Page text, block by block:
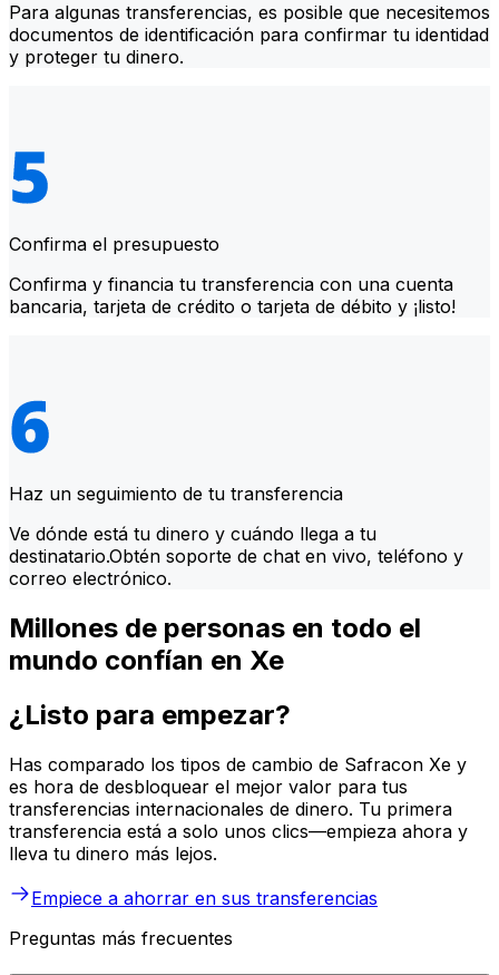
Para algunas transferencias, es posible que necesitemos
documentos de identificación para confirmar tu identidad
y proteger tu dinero.
Confirma el presupuesto
Confirma y financia tu transferencia con una cuenta
bancaria, tarjeta de crédito o tarjeta de débito y ¡listo!
Haz un seguimiento de tu transferencia
Ve dónde está tu dinero y cuándo llega a tu
destinatario.Obtén soporte de chat en vivo, teléfono y
correo electrónico.
Millones de personas en todo el
mundo confían en Xe
¿Listo para empezar?
Has comparado los tipos de cambio de Safracon Xe y
es hora de desbloquear el mejor valor para tus
transferencias internacionales de dinero. Tu primera
transferencia está a solo unos clics—empieza ahora y
lleva tu dinero más lejos.
Empiece a ahorrar en sus transferencias
Preguntas más frecuentes